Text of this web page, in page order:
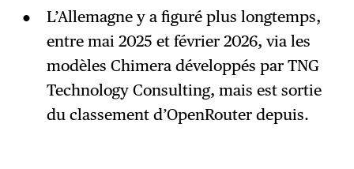
L’Allemagne y a figuré plus longtemps,
entre mai 2025 et février 2026, via les
modèles Chimera développés par TNG
Technology Consulting, mais est sortie
du classement d’OpenRouter depuis.